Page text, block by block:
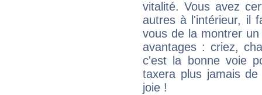
vitalité. Vous avez
autres à l'intérieur, il
vous de la montrer
avantages : criez,
c'est la bonne voie
taxera plus jamais
joie !